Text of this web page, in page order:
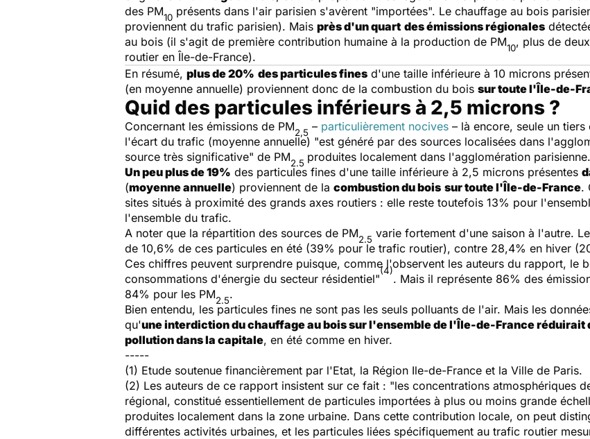
des PM10 présents dans l'air parisien s'avèrent "importées". Le chauffage au bois
proviennent du trafic parisien). Mais près d'un quart des émissions régionales
au bois (il s'agit de première contribution humaine à la production de PM10, plus de
routier en Île-de-France).
En résumé, plus de 20% des particules fines d'une taille inférieure à 10 microns
(en moyenne annuelle) proviennent donc de la combustion du bois sur toute l'Île-de-
Quid des particules inférieurs à 2,5 microns ?
Concernant les émissions de PM2,5 – particulièrement nocives – là encore, seule un
l'écart du trafic (moyenne annuelle) "est généré par des sources localisées dans
source très significative" de PM2.5 produites localement dans l'agglomération parisienne.
Un peu plus de 19% des particules fines d'une taille inférieure à 2,5 microns présentes
(moyenne annuelle) proviennent de la combustion du bois sur toute l'Île-de-France.
sites situés à proximité des grands axes routiers : elle reste toutefois 13% pour
l'ensemble du trafic.
A noter que la répartition des sources de PM2.5 varie fortement d'une saison à l'autre.
de 10,6% de ces particules en été (39% pour le trafic routier), contre 28,4% en hiver
Ces chiffres peuvent surprendre puisque, comme l'observent les auteurs du rapport, le
consommations d'énergie du secteur résidentiel"
(4)
. Mais il représente 86% des
84% pour les PM2.5.
Bien entendu, les particules fines ne sont pas les seuls polluants de l'air. Mais les
qu'une interdiction du chauffage au bois sur l'ensemble de l'Île-de-France
pollution dans la capitale, en été comme en hiver.
-----
(1) Etude soutenue financièrement par l'Etat, la Région Ile-de-France et la Ville de Paris.
(2) Les auteurs de ce rapport insistent sur ce fait : "les concentrations atmosphériques
régional, constitué essentiellement de particules importées à plus ou moins grande
produites localement dans la zone urbaine. Dans cette contribution locale, on peut
différentes activités urbaines, et les particules liées spécifiquement au trafic routier